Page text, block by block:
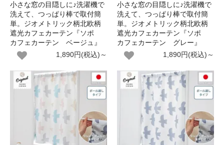
小さな窓の目隠しに♪洗濯機で
洗えて、つっぱり棒で取付簡
単。ジオメトリック柄北欧柄
遮光カフェカーテン『ソポ
カフェカーテン ベージュ』
1,890円(税込)～
小さな窓の目隠しに♪洗濯機で
洗えて、つっぱり棒で取付簡
単。ジオメトリック柄北欧柄
遮光カフェカーテン『ソポ
カフェカーテン グレー』
1,890円(税込)～